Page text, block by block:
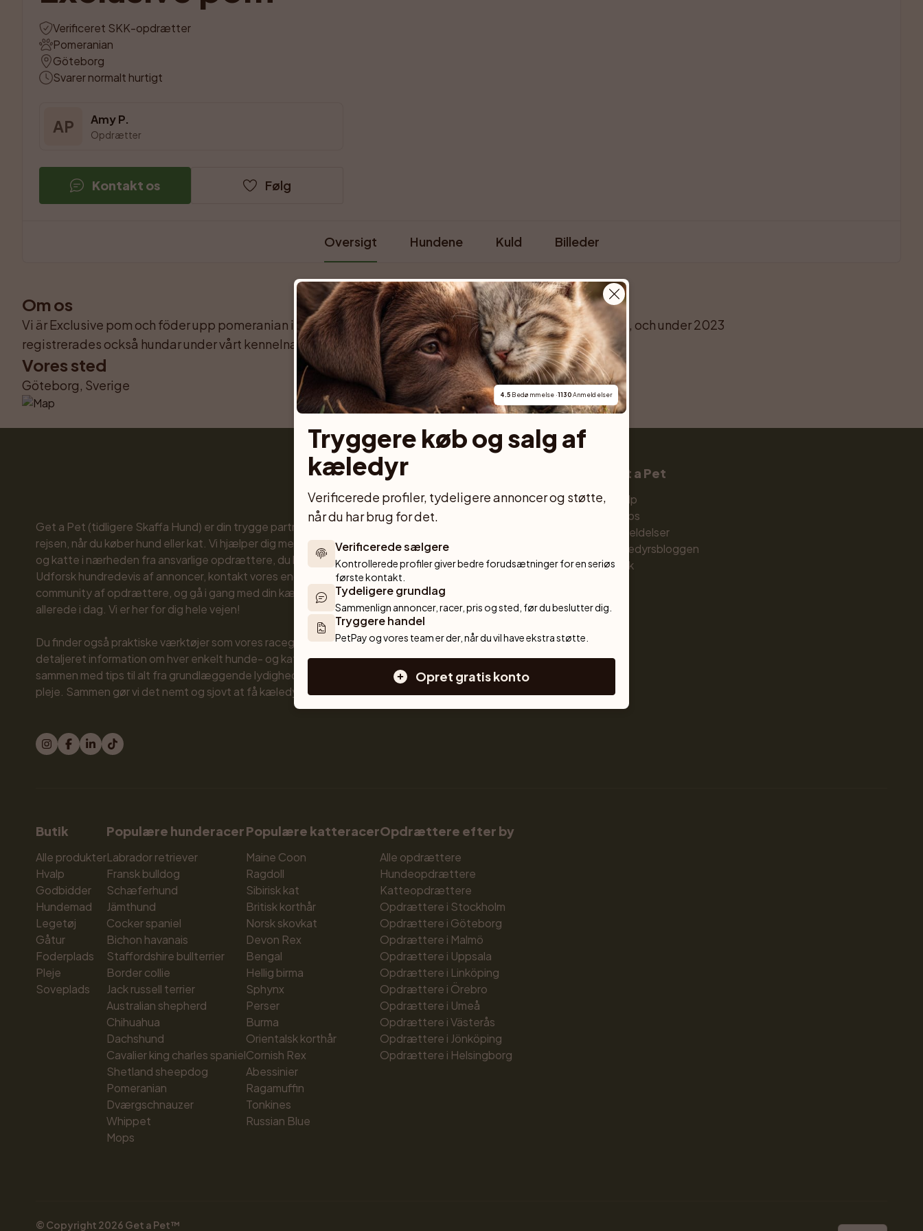
Verificeret SKK-opdrætter
Pomeranian
Göteborg
Svarer normalt hurtigt
AP Amy P.
Opdrætter
Kontakt os Følg
Oversigt Hundene Kuld Billeder
Om os
Vi är Exclusive pom och föder upp pomeranian i Göteborg. Vår verksamhet med rasen går tillbaka till 2016, och under 2023
registrerades också hundar under vårt kennelnamn.
Vores sted
Göteborg, Sverige
Get a Pet (tidligere Skaffa Hund) er din trygge partner gennem hele
rejsen, når du køber hund eller kat. Vi hjælper dig med at finde hunde
og katte i nærheden fra ansvarlige opdrættere, du kan stole på.
Udforsk hundredevis af annoncer, kontakt vores engagerede
community af opdrættere, og gå i gang med din kæledyrsrejse
allerede i dag. Vi er her for dig hele vejen!
Du finder også praktiske værktøjer som vores raceguide og
detaljeret information om hver enkelt hunde- og katterace,
sammen med tips til alt fra grundlæggende lydighed til træning og
pleje. Sammen gør vi det nemt og sjovt at få kæledyr!
For købere
Køb kæledyr trygt
Køb med PetPay
Hunderaseksperten
Opdrættere
Sælg hund
Sælg kat
Opdrætterværktøjer
Sælg med PetPay
Kuldforsikring
Købe kat
Hunde
Hunde til salg
Hunderacer
Små hunderacer
Mellemstore hunderacer
Get a Pet
Hjælp
Om os
Anmeldelser
Kæledyrsbloggen
Butik
Butik
Alle produkter
Hvalp
Godbidder
Hundemad
Legetøj
Gåtur
Foderplads
Pleje
Soveplads
Populære hunderacer
Labrador retriever
Fransk bulldog
Schæferhund
Jämthund
Cocker spaniel
Bichon havanais
Staffordshire bullterrier
Border collie
Jack russell terrier
Australian shepherd
Chihuahua
Dachshund
Cavalier king charles spaniel
Shetland sheepdog
Pomeranian
Dværgschnauzer
Whippet
Mops
Populære katteracer
Maine Coon
Ragdoll
Sibirisk kat
Britisk korthår
Norsk skovkat
Devon Rex
Bengal
Hellig birma
Sphynx
Perser
Burma
Orientalsk korthår
Cornish Rex
Abessinier
Ragamuffin
Tonkines
Russian Blue
Opdrættere efter by
Alle opdrættere
Hundeopdrættere
Katteopdrættere
Opdrættere i Stockholm
Opdrættere i Göteborg
Opdrættere i Malmö
Opdrættere i Uppsala
Opdrættere i Linköping
Opdrættere i Örebro
Opdrættere i Umeå
Opdrættere i Västerås
Opdrættere i Jönköping
Opdrættere i Helsingborg
© Copyright 2026 Get a Pet™
4.5 Bedømmelse · 1130 Anmeldelser
Tryggere køb og salg af
kæledyr
Verificerede profiler, tydeligere annoncer og støtte,
når du har brug for det.
Verificerede sælgere
Kontrollerede profiler giver bedre forudsætninger for en seriøs
første kontakt.
Tydeligere grundlag
Sammenlign annoncer, racer, pris og sted, før du beslutter dig.
Tryggere handel
PetPay og vores team er der, når du vil have ekstra støtte.
Opret gratis konto